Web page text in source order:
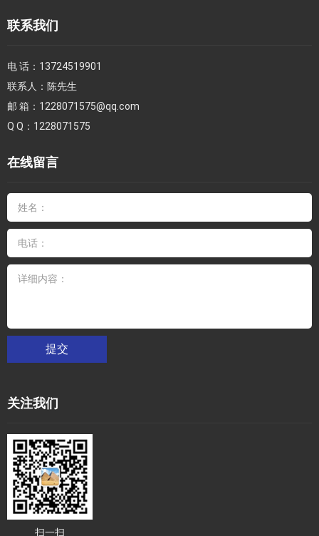
联系我们
电 话： 13724519901
联系人： 陈先生
邮 箱： 1228071575@qq.com
Q Q： 1228071575
在线留言
提交
关注我们
扫一扫